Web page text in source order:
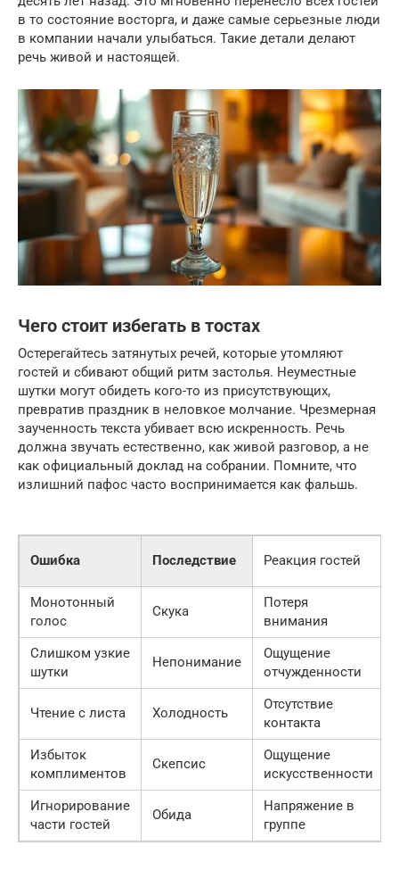
в то состояние восторга, и даже самые серьезные люди
в компании начали улыбаться. Такие детали делают
речь живой и настоящей.
Чего стоит избегать в тостах
Остерегайтесь затянутых речей, которые утомляют
гостей и сбивают общий ритм застолья. Неуместные
шутки могут обидеть кого-то из присутствующих,
превратив праздник в неловкое молчание. Чрезмерная
заученность текста убивает всю искренность. Речь
должна звучать естественно, как живой разговор, а не
как официальный доклад на собрании. Помните, что
излишний пафос часто воспринимается как фальшь.
Ошибка Последствие Реакция гостей
Монотонный
голос
Скука
Потеря
внимания
Слишком узкие
шутки
Непонимание
Ощущение
отчужденности
Чтение с листа Холодность
Отсутствие
контакта
Избыток
комплиментов
Скепсис
Ощущение
искусственности
Игнорирование
части гостей
Обида
Напряжение в
группе